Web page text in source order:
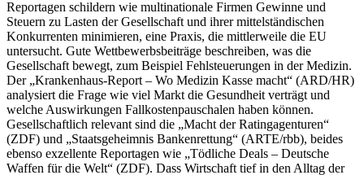
Reportagen schildern wie multinationale Firmen Gewinne und
Steuern zu Lasten der Gesellschaft und ihrer mittelständischen
Konkurrenten minimieren, eine Praxis, die mittlerweile die EU
untersucht. Gute Wettbewerbsbeiträge beschreiben, was die
Gesellschaft bewegt, zum Beispiel Fehlsteuerungen in der Medizin.
Der „Krankenhaus-Report – Wo Medizin Kasse macht“ (ARD/HR)
analysiert die Frage wie viel Markt die Gesundheit verträgt und
welche Auswirkungen Fallkostenpauschalen haben können.
Gesellschaftlich relevant sind die „Macht der Ratingagenturen“
(ZDF) und „Staatsgeheimnis Bankenrettung“ (ARTE/rbb), beides
ebenso exzellente Reportagen wie „Tödliche Deals – Deutsche
Waffen für die Welt“ (ZDF). Dass Wirtschaft tief in den Alltag der